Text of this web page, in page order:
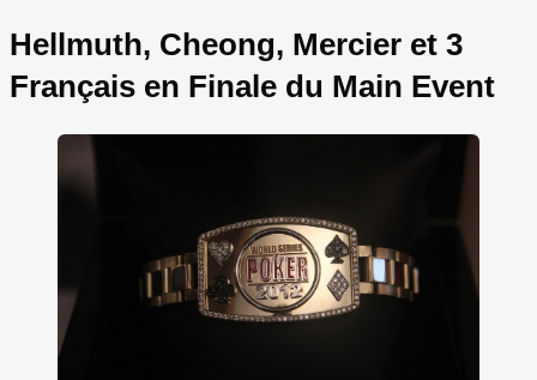
Hellmuth, Cheong, Mercier et 3
Français en Finale du Main Event